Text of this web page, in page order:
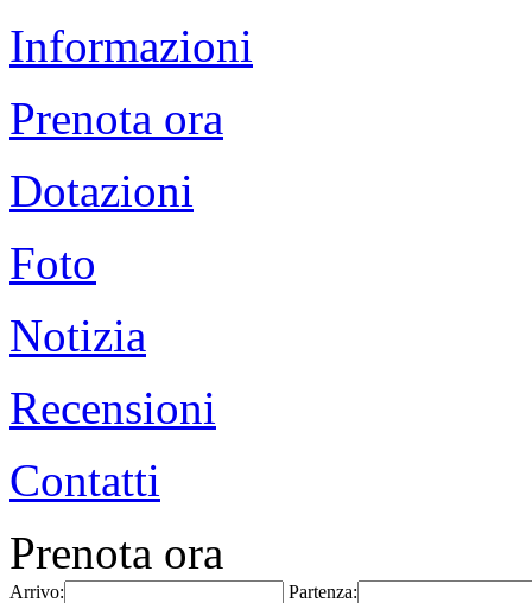
Informazioni
Prenota ora
Dotazioni
Foto
Notizia
Recensioni
Contatti
Prenota ora
Arrivo: Partenza: